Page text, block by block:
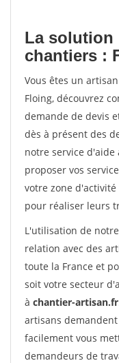
La solution
chantiers :
Vous êtes un
Floing, découvrez
demande de devis
dès à présent des
notre service d'aide
proposer vos
votre zone
pour réaliser leurs
L'utilisation de
relation avec des
toute la France et
soit votre secteur
à chantier-artisan.fr
artisans
facilement vous
demandeurs de